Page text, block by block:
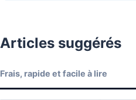
Articles suggérés
Frais, rapide et facile à lire